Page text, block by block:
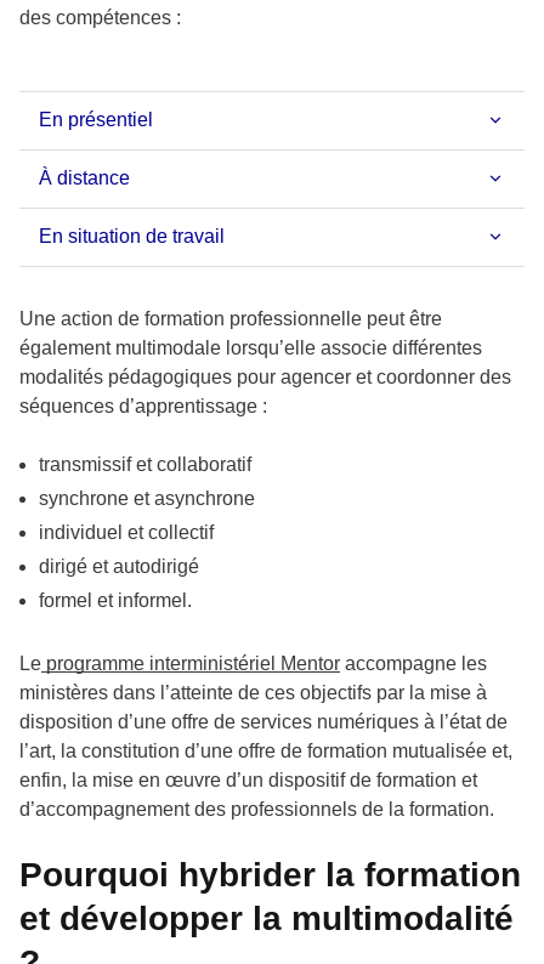
des compétences :
En présentiel
À distance
En situation de travail
Une action de formation professionnelle peut être
également multimodale lorsqu’elle associe différentes
modalités pédagogiques pour agencer et coordonner des
séquences d’apprentissage :
transmissif et collaboratif
synchrone et asynchrone
individuel et collectif
dirigé et autodirigé
formel et informel.
Le programme interministériel Mentor accompagne les
ministères dans l’atteinte de ces objectifs par la mise à
disposition d’une offre de services numériques à l’état de
l’art, la constitution d’une offre de formation mutualisée et,
enfin, la mise en œuvre d’un dispositif de formation et
d’accompagnement des professionnels de la formation.
Pourquoi hybrider la formation
et développer la multimodalité